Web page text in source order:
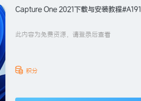
Capture One 2021下载与安装教程#A191
此内容为免费资源，请登录后查看
积分